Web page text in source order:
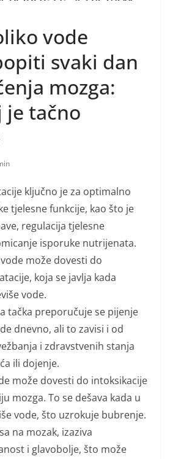
vode
svaki dan
mozga:
je tačno
ključno je za optimalno
tjelesne funkcije, kao što je
regulacija tjelesne
isporuke nutrijenata.
može dovesti do
koja se javlja kada
vode.
tačka preporučuje se pijenje
dnevno, ali to zavisi i od
i zdravstvenih stanja
ili dojenje.
može dovesti do intoksikacije
mozga. To se dešava kada u
vode, što uzrokuje bubrenje.
na mozak, izaziva
i glavobolje, što može